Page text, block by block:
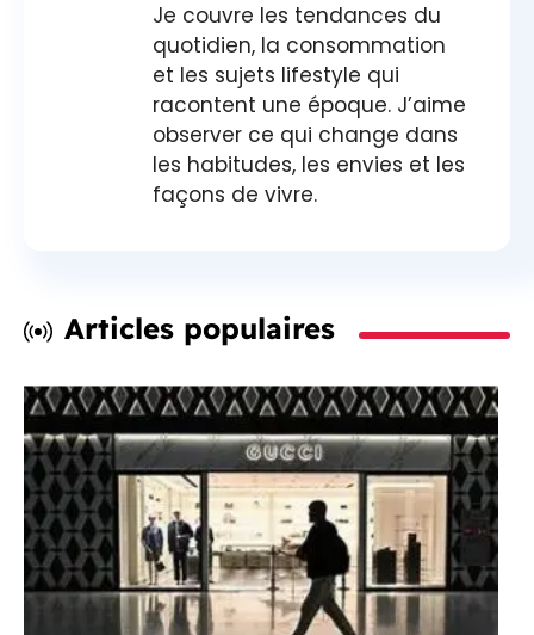
Je couvre les tendances du
quotidien, la consommation
et les sujets lifestyle qui
racontent une époque. J’aime
observer ce qui change dans
les habitudes, les envies et les
façons de vivre.
Articles populaires